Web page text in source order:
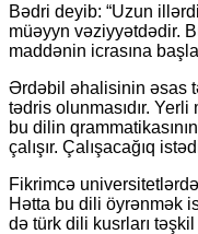
Bədri deyib: “Uzun
müəyyn vəziyyətdədir.
maddənin icrasına
Ərdəbil əhalisinin əsas
tədris olunmasıdır.
bu dilin
çalışır. Çalışacağıq
Fikrimcə
Hətta bu dili öyrənmək
də türk dili kusrları təşkil